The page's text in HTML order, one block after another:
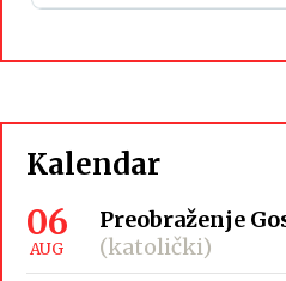
Kalendar
06
AUG
Preobraženje
(katolički)